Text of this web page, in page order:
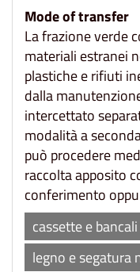
Mode of transfer
La frazione verde
materiali estranei
plastiche e rifiuti
dalla
intercettato
modalità a
può procedere
raccolta apposito
conferimento
cassette e bancali
legno e segatura